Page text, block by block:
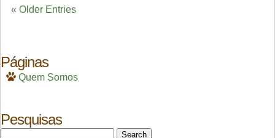
« Older Entries
Páginas
Quem Somos
Pesquisas